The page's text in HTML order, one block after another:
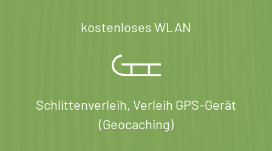
kostenloses WLAN
Schlittenverleih, Verleih GPS-Gerät
(Geocaching)